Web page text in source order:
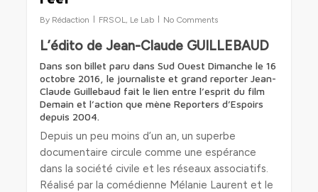
By Rédaction FRSOL, Le Lab No Comments
L’édito de Jean-Claude GUILLEBAUD
Dans son billet paru dans Sud Ouest Dimanche le 16
octobre 2016, le journaliste et grand reporter Jean-
Claude Guillebaud fait le lien entre l’esprit du film
Demain et l’action que mène Reporters d’Espoirs
depuis 2004.
Depuis un peu moins d’un an, un superbe
documentaire circule comme une espérance
dans la société civile et les réseaux associatifs.
Réalisé par la comédienne Mélanie Laurent et le